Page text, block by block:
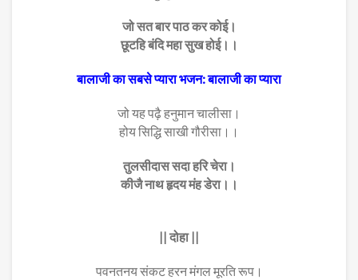
जो सत बार पाठ कर कोई।
छूटहि बंदि महा सुख होई।।
बालाजी का सबसे प्यारा भजन: बालाजी का प्यारा
जो यह पढ़ै हनुमान चालीसा।
होय सिद्धि साखी गौरीसा।।
तुलसीदास सदा हरि चेरा।
कीजै नाथ हृदय मंह डेरा।।
|| दोहा ||
पवनतनय संकट हरन मंगल मूरति रूप।